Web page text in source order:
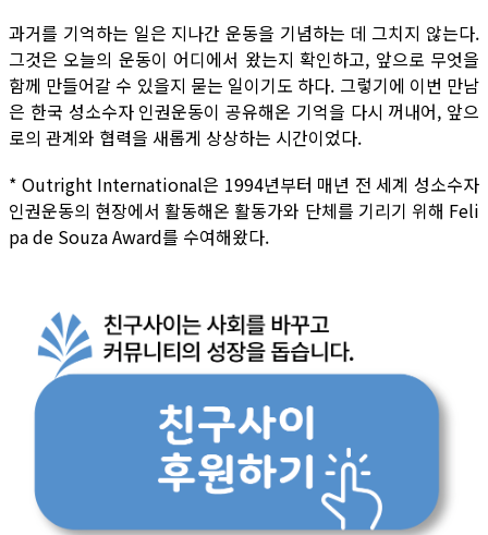
과거를 기억하는 일은 지나간 운동을 기념하는 데 그치지 않는다.
그것은 오늘의 운동이 어디에서 왔는지 확인하고, 앞으로 무엇을
함께 만들어갈 수 있을지 묻는 일이기도 하다. 그렇기에 이번 만남
은 한국 성소수자 인권운동이 공유해온 기억을 다시 꺼내어, 앞으
로의 관계와 협력을 새롭게 상상하는 시간이었다.
* Outright International은 1994년부터 매년 전 세계 성소수자
인권운동의 현장에서 활동해온 활동가와 단체를 기리기 위해 Feli
pa de Souza Award를 수여해왔다.